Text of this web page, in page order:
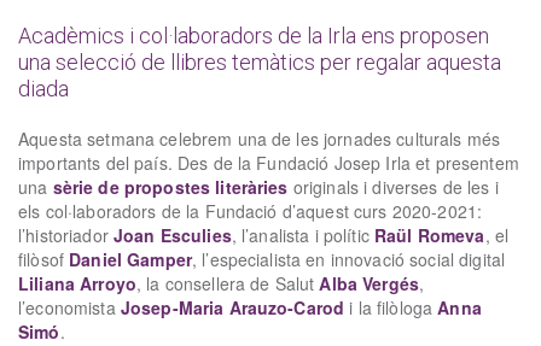
Acadèmics i col·laboradors de la Irla ens proposen
una selecció de llibres temàtics per regalar aquesta
diada
Aquesta setmana celebrem una de les jornades culturals més
importants del país. Des de la Fundació Josep Irla et presentem
una sèrie de propostes literàries originals i diverses de les i
els col·laboradors de la Fundació d’aquest curs 2020-2021:
l’historiador Joan Esculies, l’analista i polític Raül Romeva, el
filòsof Daniel Gamper, l’especialista en innovació social digital
Liliana Arroyo, la consellera de SalutAlba Vergés,
l’economista Josep-Maria Arauzo-Carod i la filòlogaAnna
Simó.